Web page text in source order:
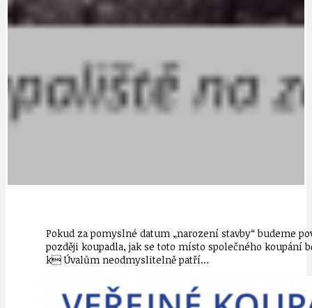
Pokud za pomyslné datum „narození stavby“ budeme
později koupadla, jak se toto místo společného koupání
k Úvalům neodmyslitelně patří…